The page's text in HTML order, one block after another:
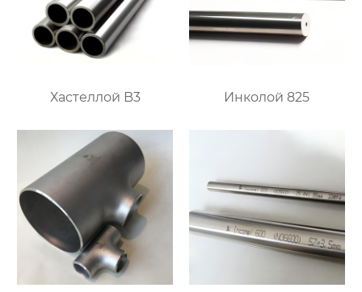
Хастеллой B3 Инколой 825